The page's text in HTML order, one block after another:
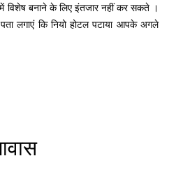
विशेष बनाने के लिए इंतजार नहीं कर सकते ।
लगाएं कि नियो होटल पटाया आपके अगले